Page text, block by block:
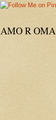
AMO R OMA